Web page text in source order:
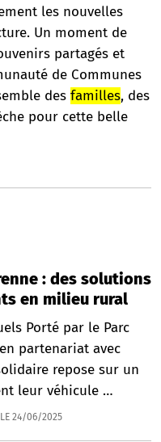
les nouvelles
Un moment de
partagés et
de Communes
des familles, des
pour cette belle
: des solutions
en milieu rural
Porté par le Parc
partenariat avec
repose sur un
leur véhicule …
24/06/2025